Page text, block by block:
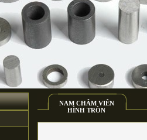
NAM CHÂM VIÊN
HÌNH TRÒN